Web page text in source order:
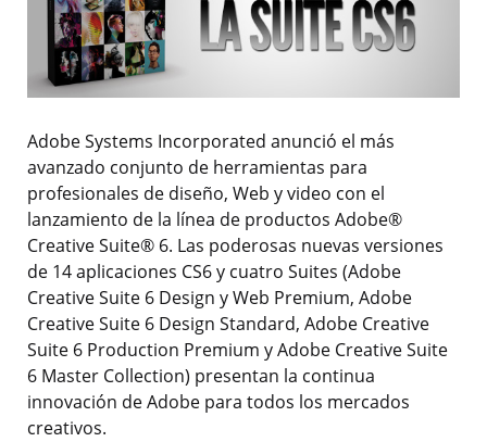
Adobe Systems Incorporated anunció el más
avanzado conjunto de herramientas para
profesionales de diseño, Web y video con el
lanzamiento de la línea de productos Adobe®
Creative Suite® 6. Las poderosas nuevas versiones
de 14 aplicaciones CS6 y cuatro Suites (Adobe
Creative Suite 6 Design y Web Premium, Adobe
Creative Suite 6 Design Standard, Adobe Creative
Suite 6 Production Premium y Adobe Creative Suite
6 Master Collection) presentan la continua
innovación de Adobe para todos los mercados
creativos.